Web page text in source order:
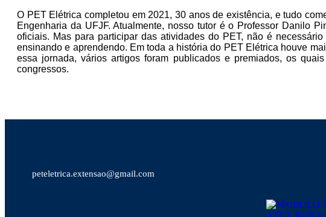
O PET Elétrica completou em 2021, 30 anos de existência, e tudo
Engenharia da UFJF. Atualmente, nosso tutor é o Professor Danilo
oficiais. Mas para participar das atividades do PET, não é
ensinando e aprendendo. Em toda a história do PET Elétrica houve
essa jornada, vários artigos foram publicados e premiados, os
congressos.